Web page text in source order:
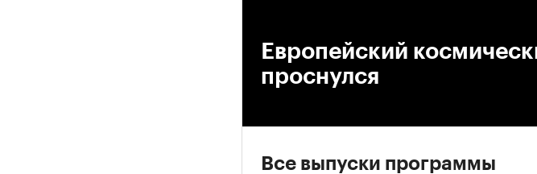
Европейский
проснулся
Все выпуски программы